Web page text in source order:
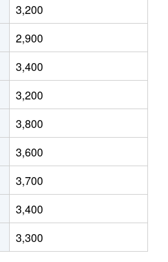
2,900万円
茶山・京都芸
3,900万円
松ケ崎(京都)
3,900万円
松ケ崎(京都)
11,000万円
松ケ崎(京都)
730万円
修学院
4,100万円
修学院
930万円
修学院
4,600万円
修学院
4,100万円
修学院
3,200
2,900
3,400
3,200
3,800
3,600
3,700
3,400
3,300